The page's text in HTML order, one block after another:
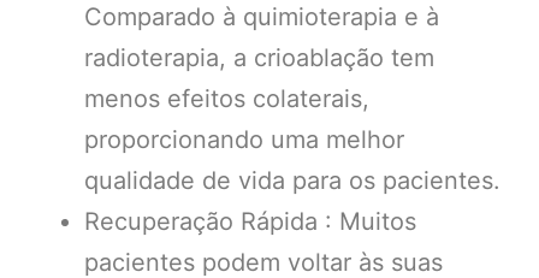
Comparado à quimioterapia e à
radioterapia, a crioablação tem
menos efeitos colaterais,
proporcionando uma melhor
qualidade de vida para os pacientes.
Recuperação Rápida : Muitos
pacientes podem voltar às suas